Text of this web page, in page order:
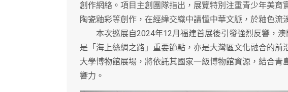
創作網絡。項目主創團隊指出，展覽特別注重青少年美育
陶瓷釉彩等創作，在經緯交織中讀懂中華文脈，於釉色流
本次巡展自2024年12月福建首展後引發強烈反響，澳
是「海上絲綢之路」重要節點，亦是大灣區文化融合的前
大學博物館展場，將依託其國家一級博物館資源，結合青
響力。